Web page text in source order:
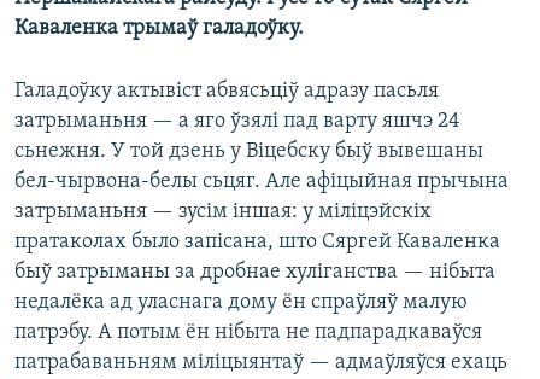
Каваленка трымаў галадоўку.
Галадоўку актывіст абвясьціў адразу пасьля
затрыманьня — а яго ўзялі пад варту яшчэ 24
сьнежня. У той дзень у Віцебску быў вывешаны
бел-чырвона-белы сьцяг. Але афіцыйная прычына
затрыманьня — зусім іншая: у міліцэйскіх
пратаколах было запісана, што Сяргей Каваленка
быў затрыманы за дробнае хуліганства — нібыта
недалёка ад уласнага дому ён спраўляў малую
патрэбу. А потым ён нібыта не падпарадкаваўся
патрабаваньням міліцыянтаў — адмаўляўся ехаць